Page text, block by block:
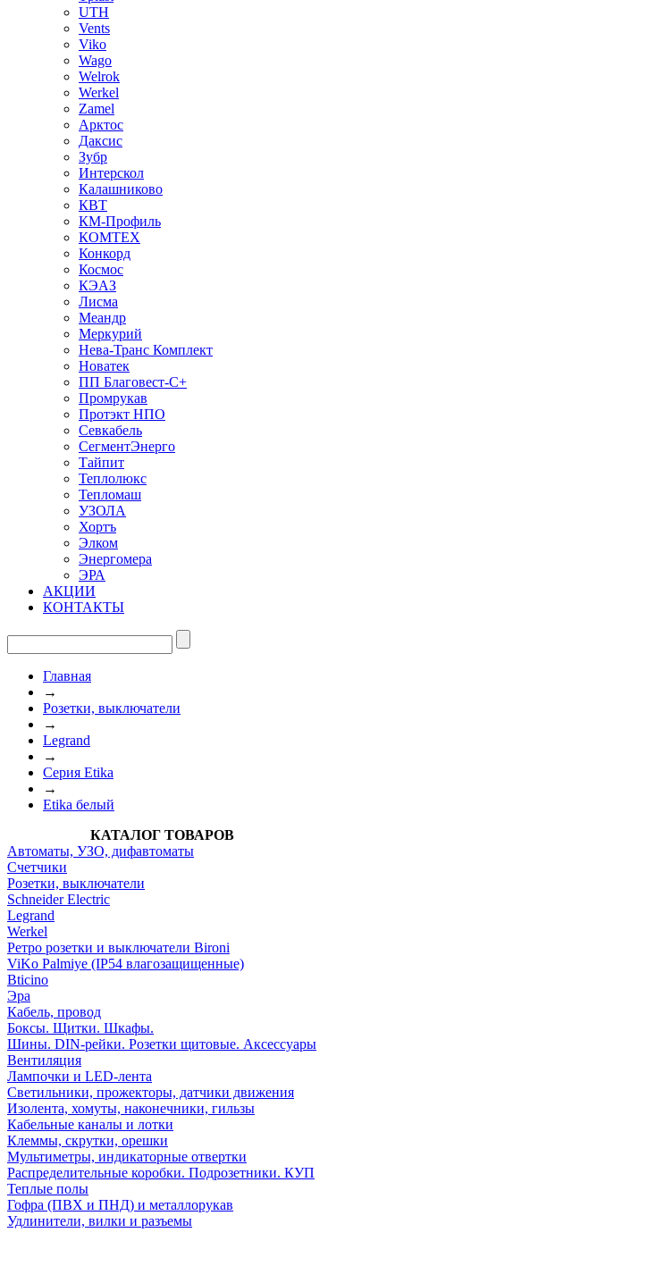
UTH
Vents
Viko
Wago
Welrok
Werkel
Zamel
Арктос
Даксис
Зубр
Интерскол
Калашниково
КВТ
КМ-Профиль
КОМТЕХ
Конкорд
Космос
КЭАЗ
Лисма
Меандр
Меркурий
Нева-Транс Комплект
Новатек
ПП Благовест-С+
Промрукав
Протэкт НПО
Севкабель
СегментЭнерго
Тайпит
Теплолюкс
Тепломаш
УЗОЛА
Хортъ
Элком
Энергомера
ЭРА
АКЦИИ
КОНТАКТЫ
Главная
→
Розетки, выключатели
→
Legrand
→
Серия Etika
→
Etika белый
КАТАЛОГ ТОВАРОВ
Автоматы, УЗО, дифавтоматы
Счетчики
Розетки, выключатели
Schneider Electric
Legrand
Werkel
Ретро розетки и выключатели Bironi
ViKo Palmiye (IP54 влагозащищенные)
Bticino
Эра
Кабель, провод
Боксы. Щитки. Шкафы.
Шины. DIN-рейки. Розетки щитовые. Аксессуары
Вентиляция
Лампочки и LED-лента
Светильники, прожекторы, датчики движения
Изолента, хомуты, наконечники, гильзы
Кабельные каналы и лотки
Клеммы, скрутки, орешки
Мультиметры, индикаторные отвертки
Распределительные коробки. Подрозетники. КУП
Теплые полы
Гофра (ПВХ и ПНД) и металлорукав
Удлинители, вилки и разъемы